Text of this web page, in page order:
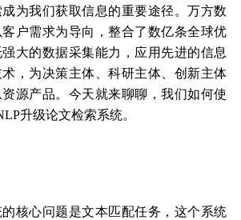
为我们获取信息的重要途径。万方数
户需求为导向，整合了数亿条全球优
大的数据采集能力，应用先进的信息
，为决策主体、科研主体、创新主体
源产品。今天就来聊聊，我们如何使
升级论文检索系统。
核心问题是文本匹配任务，这个系统